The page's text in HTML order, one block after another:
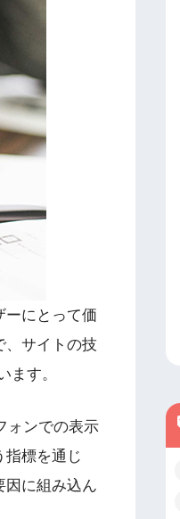
ーにとって価
、サイトの技
ます。
ォンでの表示
指標を通じ
因に組み込ん